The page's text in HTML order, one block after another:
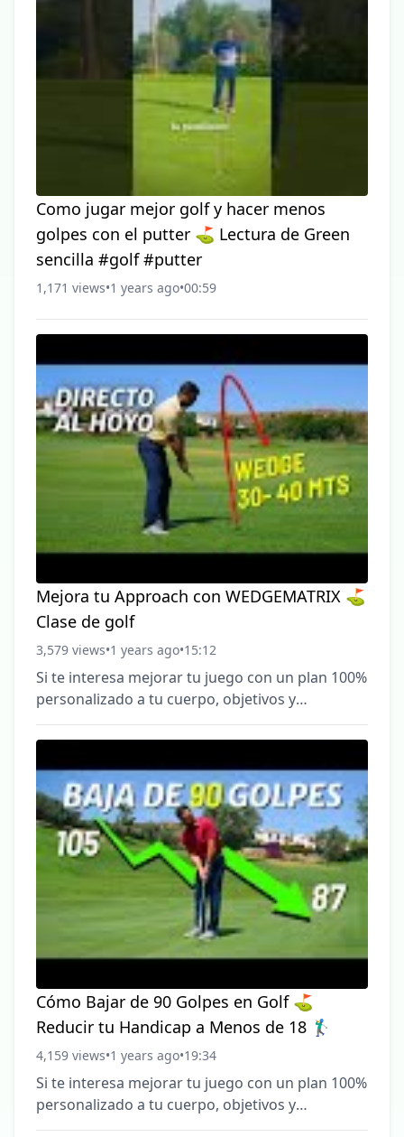
Como jugar mejor golf y hacer menos
golpes con el putter ⛳️ Lectura de Green
sencilla #golf #putter
1,171 views•1 years ago•00:59
Mejora tu Approach con WEDGEMATRIX ⛳️
Clase de golf
3,579 views•1 years ago•15:12
Si te interesa mejorar tu juego con un plan 100%
personalizado a tu cuerpo, objetivos y
disponibilidad, dejando atrás dolores/ lesiones e
inconsistencia envíame un mensaje aquí y
hablamos. Whatsapp: https://wa.link/2dpf7y 🔹
**Wedgematrix** no solo mejora el contacto,
sino que también ofrece un **setup neutro** y
facilita una trayectoria de swing mucho más
**consistente** en cada golpe. Este método
innovador supera las técnicas tradicionales que
a menudo generan dispersi
Cómo Bajar de 90 Golpes en Golf ⛳
Reducir tu Handicap a Menos de 18 🏌️‍♂️
4,159 views•1 years ago•19:34
Si te interesa mejorar tu juego con un plan 100%
personalizado a tu cuerpo, objetivos y
disponibilidad, dejando atrás dolores/ lesiones e